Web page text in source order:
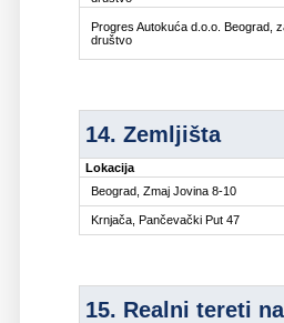
Progres Autokuća d.o.o. Beograd,
društvo
14. Zemljišta
Lokacija
Beograd, Zmaj Jovina 8-10
Krnjača, Pančevački Put 47
15. Realni tereti